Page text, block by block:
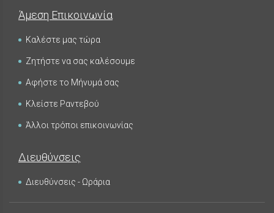
Άμεση Επικοινωνία
Καλέστε μας τώρα
Ζητήστε να σας καλέσουμε
Αφήστε το Μήνυμά σας
Κλείστε Ραντεβού
Άλλοι τρόποι επικοινωνίας
Διευθύνσεις
Διευθύνσεις - Ωράρια